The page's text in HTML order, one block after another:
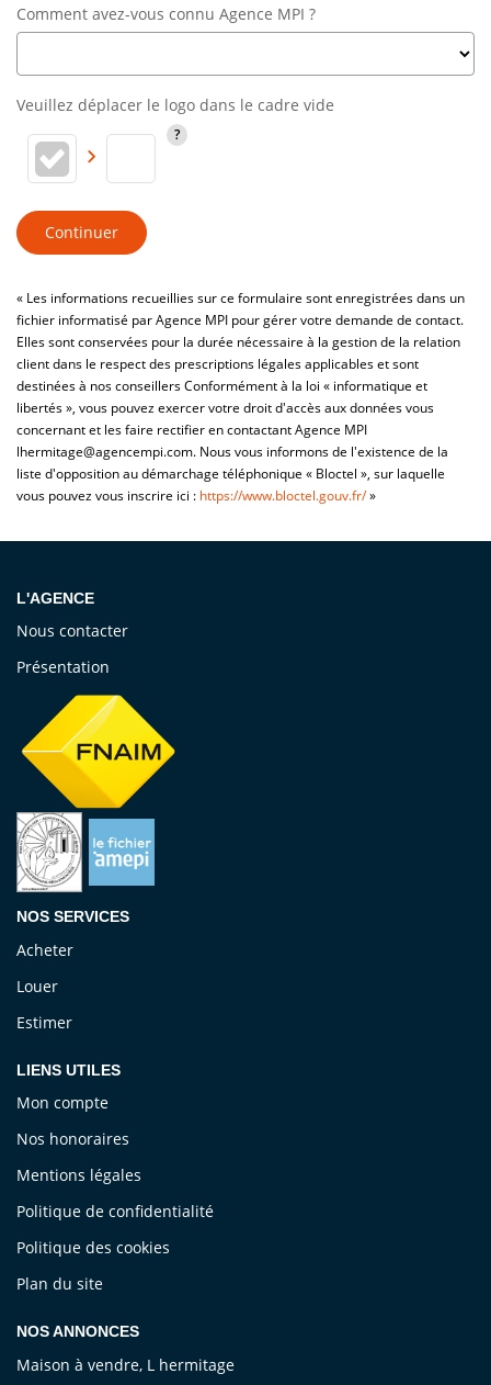
Comment avez-vous connu Agence MPI ?
Veuillez déplacer le logo dans le cadre vide
Continuer
« Les informations recueillies sur ce formulaire sont enregistrées dans un
fichier informatisé par Agence MPI pour gérer votre demande de contact.
Elles sont conservées pour la durée nécessaire à la gestion de la relation
client dans le respect des prescriptions légales applicables et sont
destinées à nos conseillers Conformément à la loi « informatique et
libertés », vous pouvez exercer votre droit d'accès aux données vous
concernant et les faire rectifier en contactant Agence MPI
lhermitage@agencempi.com. Nous vous informons de l'existence de la
liste d'opposition au démarchage téléphonique « Bloctel », sur laquelle
vous pouvez vous inscrire ici : https://www.bloctel.gouv.fr/»
L'AGENCE
Nous contacter
Présentation
NOS SERVICES
Acheter
Louer
Estimer
LIENS UTILES
Mon compte
Nos honoraires
Mentions légales
Politique de confidentialité
Politique des cookies
Plan du site
NOS ANNONCES
Maison à vendre, L hermitage